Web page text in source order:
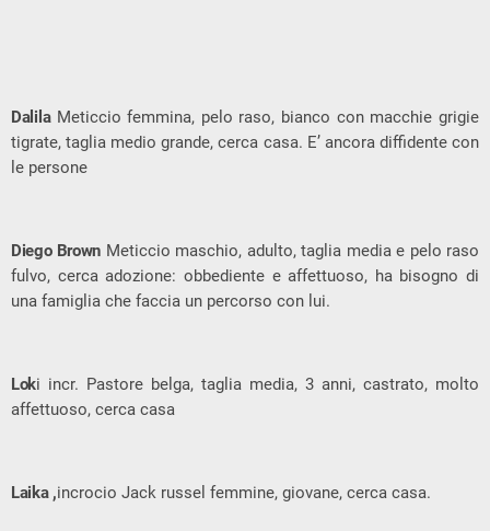
Dalila Meticcio femmina, pelo raso, bianco con macchie grigie
tigrate, taglia medio grande, cerca casa. E’ ancora diffidente con
le persone
Diego Brown Meticcio maschio, adulto, taglia media e pelo raso
fulvo, cerca adozione: obbediente e affettuoso, ha bisogno di
una famiglia che faccia un percorso con lui.
Loki incr. Pastore belga, taglia media, 3 anni, castrato, molto
affettuoso, cerca casa
Laika ,incrocio Jack russel femmine, giovane, cerca casa.